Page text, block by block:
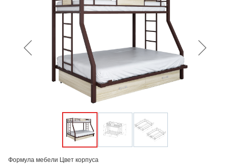
Формула мебели Цвет корпуса